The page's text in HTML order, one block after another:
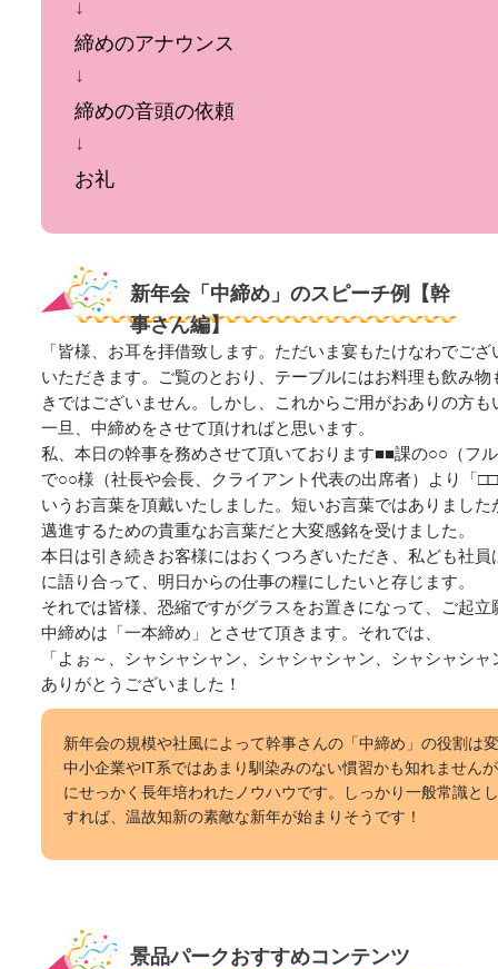
↓
締めのアナウンス
↓
締めの音頭の依頼
↓
お礼
新年会「中締め」のスピーチ例【幹
事さん編】
「皆様、お耳を拝借致します。ただいま宴もたけなわでご
いただきます。ご覧のとおり、テーブルにはお料理も飲み
きではございません。しかし、これからご用がおありの方
一旦、中締めをさせて頂ければと思います。
私、本日の幹事を務めさせて頂いております■■課の○○（フ
で○○様（社長や会長、クライアント代表の出席者）より「
いうお言葉を頂戴いたしました。短いお言葉ではありまし
邁進するための貴重なお言葉だと大変感銘を受けました。
本日は引き続きお客様にはおくつろぎいただき、私ども社
に語り合って、明日からの仕事の糧にしたいと存じます。
それでは皆様、恐縮ですがグラスをお置きになって、ご起立
中締めは「一本締め」とさせて頂きます。それでは、
「よぉ～、シャシャシャン、シャシャシャン、シャシャシャ
ありがとうございました！
新年会の規模や社風によって幹事さんの「中締め」の役割は
中小企業やIT系ではあまり馴染みのない慣習かも知れません
にせっかく長年培われたノウハウです。しっかり一般常識と
すれば、温故知新の素敵な新年が始まりそうです！
景品パークおすすめコンテンツ